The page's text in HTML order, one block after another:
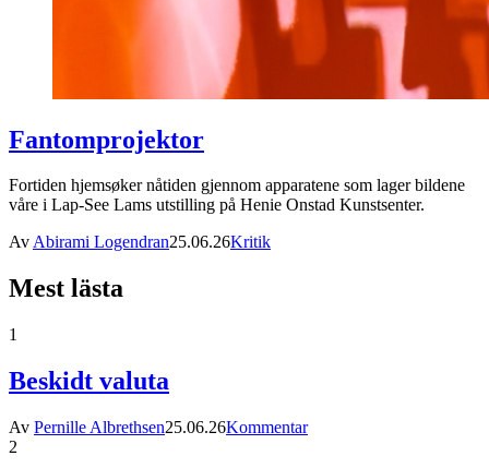
Fantomprojektor
Fortiden hjemsøker nåtiden gjennom apparatene som lager bildene
våre i Lap-See Lams utstilling på Henie Onstad Kunstsenter.
AvAbirami Logendran25.06.26Kritik
Mest lästa
1
Beskidt valuta
Av Pernille Albrethsen25.06.26Kommentar
2